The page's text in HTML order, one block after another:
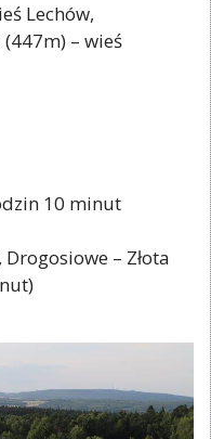
Lechów,
– wieś
10 minut
Drogosiowe – Złota